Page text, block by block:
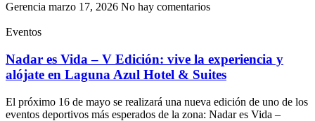
Gerencia marzo 17, 2026 No hay comentarios
Eventos
Nadar es Vida – V Edición: vive la experiencia y
alójate en Laguna Azul Hotel & Suites
El próximo 16 de mayo se realizará una nueva edición de uno de los
eventos deportivos más esperados de la zona: Nadar es Vida –